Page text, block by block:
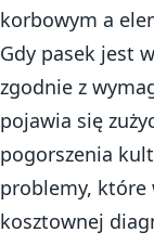
korbowym a
Gdy pasek jest
zgodnie z
pojawia się
pogorszenia
problemy, które
kosztownej